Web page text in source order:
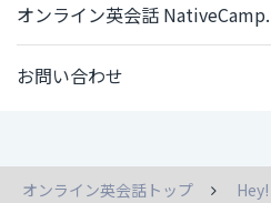
オンライン英会話
お問い合わせ
オンライン英会話トップ